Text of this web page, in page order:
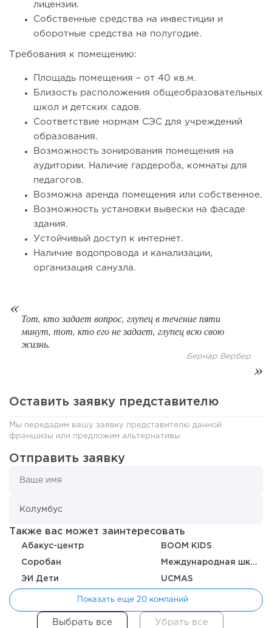
132
открытия заведения
121
модели производства...
126
От стартапа за 30 тысяч рублей до бизнеса стоимостью
миллиарды:...
лицензии.
Собственные средства на инвестиции и
оборотные средства на полугодие.
Требования к помещению:
Площадь помещения – от 40 кв.м.
Близость расположения общеобразовательных
школ и детских садов.
Соответствие нормам СЭС для учреждений
образования.
Возможность зонирования помещения на
аудитории. Наличие гардероба, комнаты для
педагогов.
Возможна аренда помещения или собственное.
Возможность установки вывески на фасаде
здания.
Устойчивый доступ к интернет.
Наличие водопровода и канализации,
организация санузла.
Тот, кто задает вопрос, глупец в течение пяти
минут, тот, кто его не задает, глупец всю свою
жизнь.
Бернар Вербер
Оставить заявку представителю
Мы передадим вашу заявку представителю данной
франшизы или предложим альтернативы
Отправить заявку
Также вас может заинтересовать
Абакус-центр BOOM KIDS
Соробан Международная школа Л.Л. Васильевой
ЭИ Дети UCMAS
Показать еще 20 компаний